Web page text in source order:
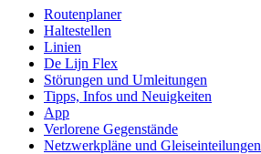
Routenplaner
Haltestellen
Linien
De Lijn Flex
Störungen und Umleitungen
Tipps, Infos und Neuigkeiten
App
Verlorene Gegenstände
Netzwerkpläne und Gleiseinteilungen